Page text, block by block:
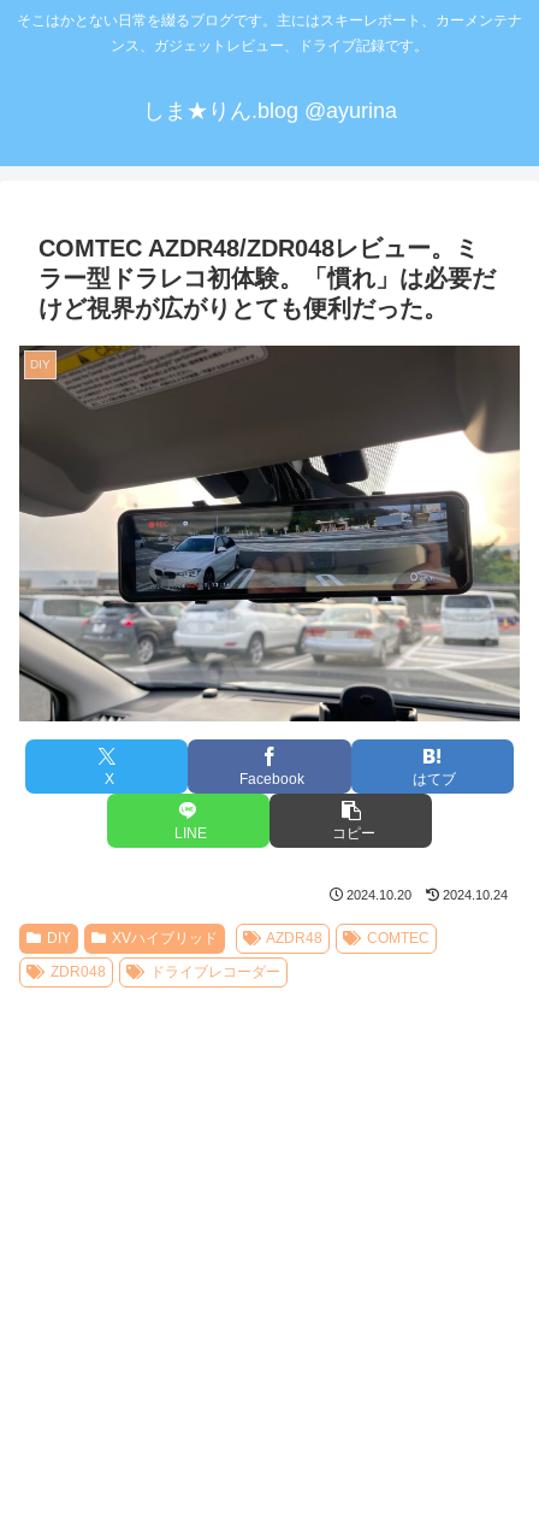
そこはかとない日常を綴るブログです。主にはスキーレポート、カーメンテナ
ンス、ガジェットレビュー、ドライブ記録です。
しま★りん.blog @ayurina
COMTEC AZDR48/ZDR048レビュー。ミ
ラー型ドラレコ初体験。「慣れ」は必要だ
けど視界が広がりとても便利だった。
DIY
X Facebook はてブ
LINE コピー
2024.10.20 2024.10.24
DIY XVハイブリッド AZDR48
COMTEC
ZDR048
ドライブレコーダー